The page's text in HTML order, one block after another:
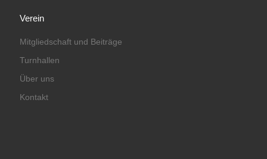
Verein
Mitgliedschaft und Beiträge
Turnhallen
Über uns
Kontakt